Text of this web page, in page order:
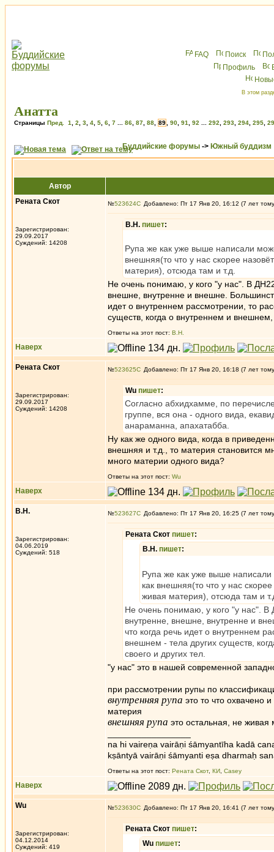
FAQ Поиск
Профиль
В этом
Анатта
Страницы Пред. 1 2 3 4 5 6 7 86 87 88 89 90 91 92 292 293 294 295
Буддийские форумы -> Южный буддизм
Автор
Рената Скот
Зарегистрирован:
29.09.2017
Суждений: 14208
№523624 Добавлено: Пт 17 Янв 20, 16:12 (7 лет
В.Н. пишет:
Рупа же как уже выше написали
внешняя(то что у нас скорее
материя), отсюда там и т.д.
Не очень понимаю, у кого "у нас". В
внешне, внутренне и внешне.
идет о внутреннем рассмотрении, то
существ, когда о внутреннем и
Ответы на этот пост: В.Н.
Наверх
Рената Скот
Зарегистрирован:
29.09.2017
Суждений: 14208
№523625 Добавлено: Пт 17 Янв 20, 16:18 (7 лет
Wu пишет:
Согласно абхидхамме, по
группе, вся она - одного вида,
анараманна, апахатабба.
Ну как же одного вида, когда в
внешняя и т.д., то материя становится
много материи одного вида?
Ответы на этот пост: Wu
Наверх
В.Н.
Зарегистрирован:
04.06.2019
Суждений: 518
№523627 Добавлено: Пт 17 Янв 20, 16:25 (7 лет
Рената Скот пишет:
В.Н. пишет:
Рупа же как уже выше
как внешняя(то что у нас
живая материя), отсюда там и
Не очень понимаю, у кого "у нас". В
внутренне, внешне, внутренне и
что когда речь идет о внутреннем
внешнем - тела других существ,
своего и других тел.
"у нас" это в нашей современной
при рассмотрении рупы по
внутренняя рупа это то что охвачено
материя
внешняя рупа это остальная, не живая
na hi vaireṇa vairāṇi śāmyantīha kadā
kṣāntyā vairāṇi śāmyanti eṣa dharmaḥ
Ответы на этот пост: Рената Скот, КИ Casey
Наверх
Wu
Зарегистрирован:
04.12.2014
Суждений: 419
№523630 Добавлено: Пт 17 Янв 20, 16:41 (7 лет
Рената Скот пишет:
Wu пишет: